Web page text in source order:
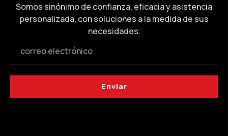
Somos sinónimo de confianza, eficacia y asistencia
personalizada, con soluciones a la medida de sus
necesidades.
Enviar